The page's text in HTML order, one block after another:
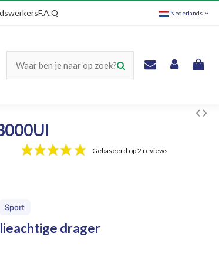
F.A.Q Nederlands
Gebaseerd op 2 reviews
Sport
drager